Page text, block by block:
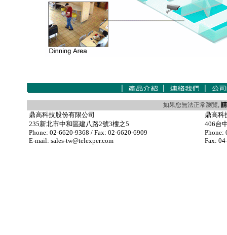
如果您無法正常瀏覽,
鼎高科技股份有限公司
235新北市中和區建八路2號3樓之5
Phone: 02-6620-9368 / Fax: 02-6620-6909
E-mail: sales-tw@telexper.com
鼎高科
406台
Phone:
Fax: